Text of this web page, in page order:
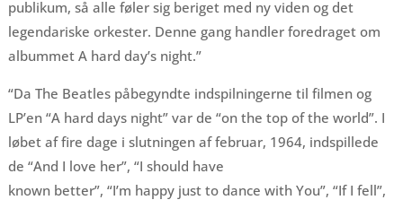
publikum, så alle føler sig beriget med ny viden og det
legendariske orkester. Denne gang handler foredraget om
albummet A hard day’s night.”
“Da The Beatles påbegyndte indspilningerne til filmen og
LP’en “A hard days night” var de “on the top of the world”. I
løbet af fire dage i slutningen af februar, 1964, indspillede
de “And I love her”, “I should have
known better”, “I’m happy just to dance with You”, “If I fell”,